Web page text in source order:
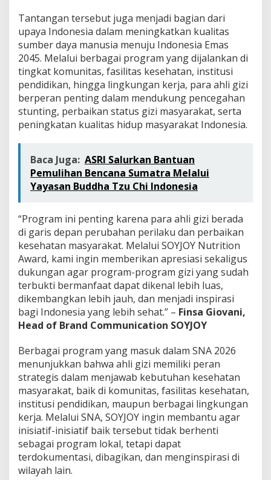
Tantangan tersebut juga menjadi bagian dari
upaya Indonesia dalam meningkatkan kualitas
sumber daya manusia menuju Indonesia Emas
2045. Melalui berbagai program yang dijalankan di
tingkat komunitas, fasilitas kesehatan, institusi
pendidikan, hingga lingkungan kerja, para ahli gizi
berperan penting dalam mendukung pencegahan
stunting, perbaikan status gizi masyarakat, serta
peningkatan kualitas hidup masyarakat Indonesia.
Baca Juga: ASRI Salurkan Bantuan
Pemulihan Bencana Sumatra Melalui
Yayasan Buddha Tzu Chi Indonesia
“Program ini penting karena para ahli gizi berada
di garis depan perubahan perilaku dan perbaikan
kesehatan masyarakat. Melalui SOYJOY Nutrition
Award, kami ingin memberikan apresiasi sekaligus
dukungan agar program-program gizi yang sudah
terbukti bermanfaat dapat dikenal lebih luas,
dikembangkan lebih jauh, dan menjadi inspirasi
bagi Indonesia yang lebih sehat.” – Finsa Giovani,
Head of Brand Communication SOYJOY
Berbagai program yang masuk dalam SNA 2026
menunjukkan bahwa ahli gizi memiliki peran
strategis dalam menjawab kebutuhan kesehatan
masyarakat, baik di komunitas, fasilitas kesehatan,
institusi pendidikan, maupun berbagai lingkungan
kerja. Melalui SNA, SOYJOY ingin membantu agar
inisiatif-inisiatif baik tersebut tidak berhenti
sebagai program lokal, tetapi dapat
terdokumentasi, dibagikan, dan menginspirasi di
wilayah lain.